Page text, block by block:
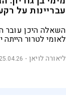
עבריינות על
השאלה היכן עובר
לאומי לטרור הייתה
שמורות לימין בלבד
ליאורה לויאן 25.04.26